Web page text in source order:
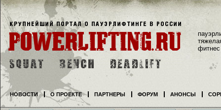
фитнес
НОВОСТИ О ПРОЕКТЕ ПАРТНЕРЫ ФОРУМ АНОНСЫ